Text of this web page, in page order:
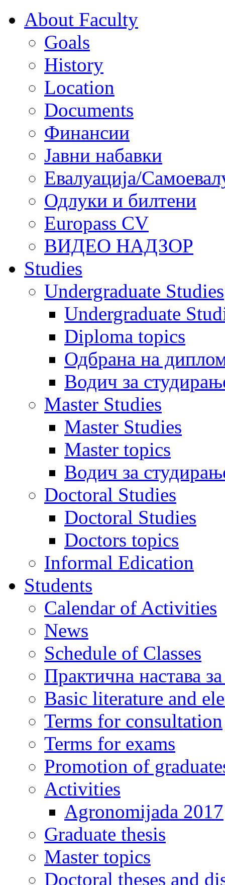
About Faculty
Goals
History
Location
Documents
Финансии
Јавни набавки
Евалуација/
Одлуки и билтени
Europass CV
ВИДЕО НАДЗОР
Studies
Undergraduate Studies
Undergraduate
Diploma topics
Одбрана на
Водич за
Master Studies
Master Studies
Master topics
Водич за
Doctoral Studies
Doctoral Studies
Doctors topics
Informal Edication
Students
Calendar of Activities
News
Schedule of Classes
Практична настава
Basic literature and
Terms for consultation
Terms for exams
Promotion of
Activities
Agronomijada 2017
Graduate thesis
Master topics
Doctoral theses and